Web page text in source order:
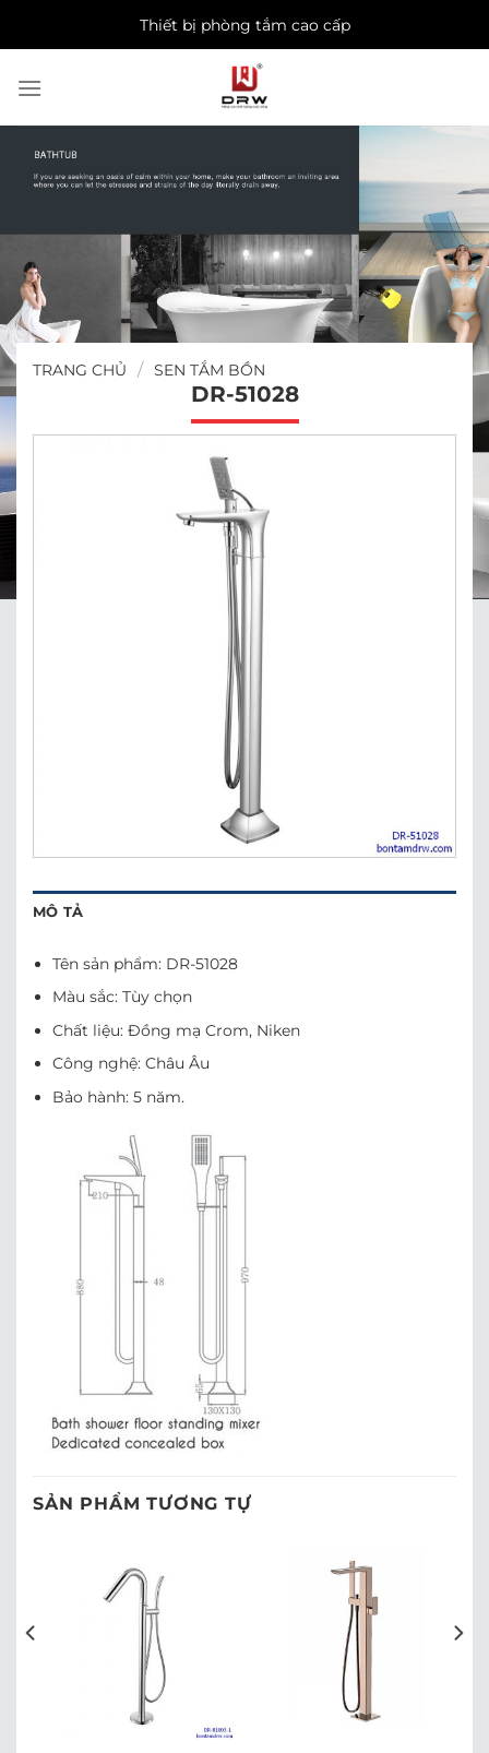
Thiết bị phòng tắm cao cấp
TRANG CHỦ / SEN TẮM BỒN
DR-51028
MÔ TẢ
Tên sản phẩm: DR-51028
Màu sắc: Tùy chọn
Chất liệu: Đồng mạ Crom, Niken
Công nghệ: Châu Âu
Bảo hành: 5 năm.
SẢN PHẨM TƯƠNG TỰ